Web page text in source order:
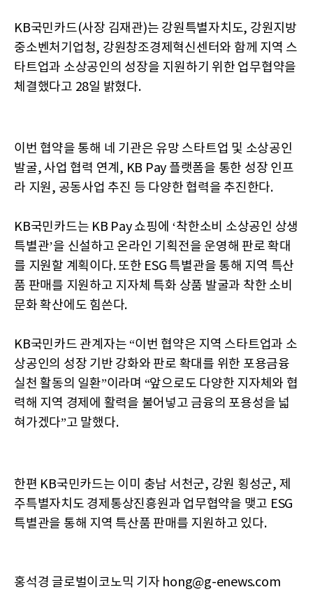
KB국민카드(사장 김재관)는 강원특별자치도, 강원지방
중소벤처기업청, 강원창조경제혁신센터와 함께 지역 스
타트업과 소상공인의 성장을 지원하기 위한 업무협약을
체결했다고 28일 밝혔다.
이번 협약을 통해 네 기관은 유망 스타트업 및 소상공인
발굴, 사업 협력 연계, KB Pay 플랫폼을 통한 성장 인프
라 지원, 공동사업 추진 등 다양한 협력을 추진한다.
KB국민카드는 KB Pay 쇼핑에 ‘착한소비 소상공인 상생
특별관’을 신설하고 온라인 기획전을 운영해 판로 확대
를 지원할 계획이다. 또한 ESG 특별관을 통해 지역 특산
품 판매를 지원하고 지자체 특화 상품 발굴과 착한 소비
문화 확산에도 힘쓴다.
KB국민카드 관계자는 “이번 협약은 지역 스타트업과 소
상공인의 성장 기반 강화와 판로 확대를 위한 포용금융
실천 활동의 일환”이라며 “앞으로도 다양한 지자체와 협
력해 지역 경제에 활력을 불어넣고 금융의 포용성을 넓
혀가겠다”고 말했다.
한편 KB국민카드는 이미 충남 서천군, 강원 횡성군, 제
주특별자치도 경제통상진흥원과 업무협약을 맺고 ESG
특별관을 통해 지역 특산품 판매를 지원하고 있다.
홍석경 글로벌이코노믹 기자 hong@g-enews.com